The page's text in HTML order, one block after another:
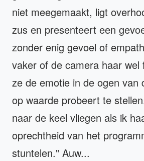
niet meegemaakt, ligt
zus en presenteert een
zonder enig gevoel of
vaker of de camera haar wel
ze de emotie in de ogen van
op waarde probeert te
naar de keel vliegen als ik
oprechtheid van het
stuntelen." Auw...